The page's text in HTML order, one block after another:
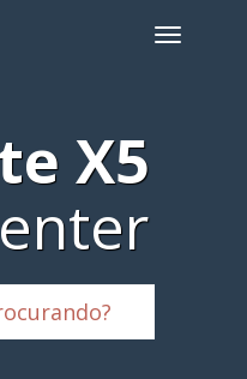
X5